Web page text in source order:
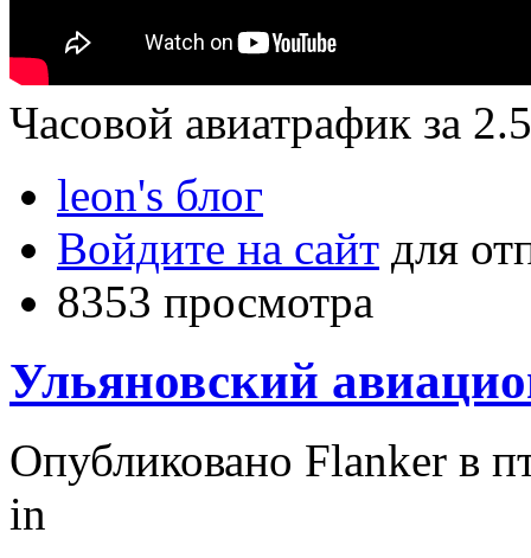
Часовой авиатрафик за
leon's блог
Войдите на сайт для
8353 просмотра
Ульяновский
Опубликовано Flanker в
in